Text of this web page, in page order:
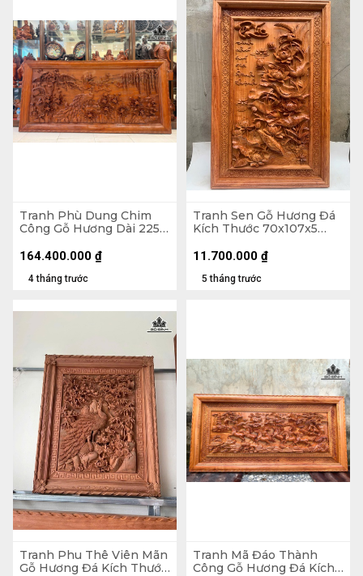
Tranh Phù Dung Chim
Công Gỗ Hương Dài 225
4 tháng trước
164.400.000 ₫
Tranh Sen Gỗ Hương Đá
Kích Thước 70x107x5
5 tháng trước
11.700.000 ₫
Tranh Phu Thê Viên Mãn
Gỗ Hương Đá Kích Thước
Tranh Mã Đáo Thành
Công Gỗ Hương Đá Kích